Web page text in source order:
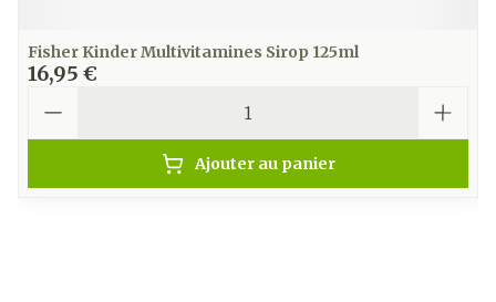
Fisher Kinder Multivitamines Sirop 125ml
16,95 €
Ajouter au panier